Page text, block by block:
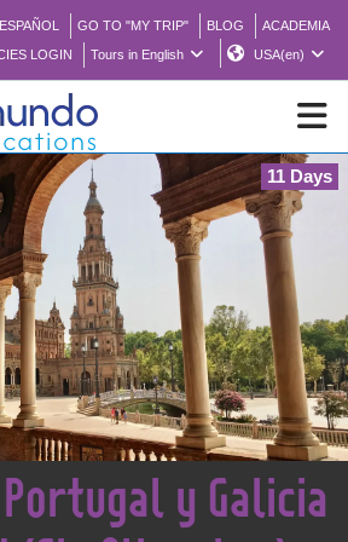
GO TO "MY TRIP" BLOG
ACADEMIA
LOGIN
Tours in English USA(en)
NEW
BROCHURE PDF
WHERE TO BUY
FEATURED
ABOUT US
11 Days
y Galicia